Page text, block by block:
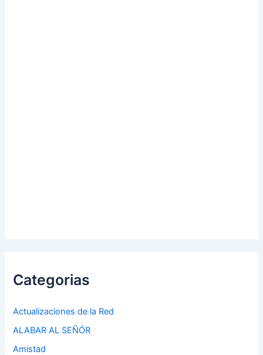
Categorias
Actualizaciones de la Red
ALABAR AL SEÑÓR
Amistad